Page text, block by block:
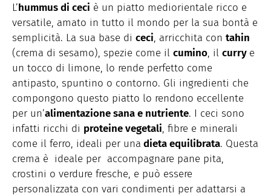
L’hummus di ceci è un piatto mediorientale ricco e
versatile, amato in tutto il mondo per la sua bontà e
semplicità. La sua base di ceci, arricchita con tahin
(crema di sesamo), spezie come il cumino, il curry e
un tocco di limone, lo rende perfetto come
antipasto, spuntino o contorno. Gli ingredienti che
compongono questo piatto lo rendono eccellente
per un’alimentazione sana e nutriente. I ceci sono
infatti ricchi di proteine vegetali, fibre e minerali
come il ferro, ideali per una dieta equilibrata. Questa
crema è ideale per accompagnare pane pita,
crostini o verdure fresche, e può essere
personalizzata con vari condimenti per adattarsi a